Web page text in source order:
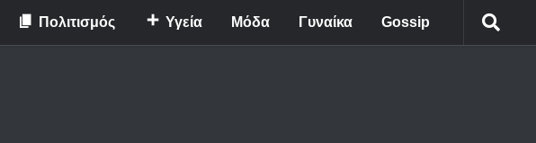
Πολιτισμός Υγεία Μόδα Γυναίκα Gossip